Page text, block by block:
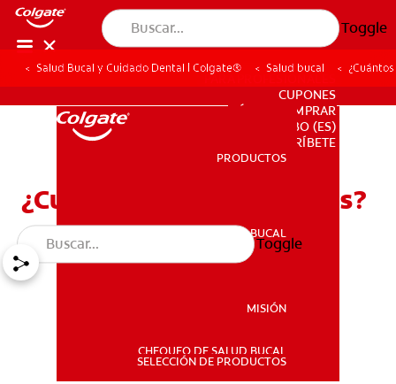
Toggle
PRODUCTOS
SALUD BUCAL
PARA PROFESIONALES
CUPONES
DÓNDE COMPRAR
BO (ES)
SUSCRÍBETE
PRODUCTOS
SALUD BUCAL
MISIÓN
CHEQUEO DE SALUD BUCAL
SELECCIÓN DE PRODUCTOS
Toggle
Salud Bucal y Cuidado Dental | Colgate® Salud bucal
¿Cuántos Dientes Tenemos?